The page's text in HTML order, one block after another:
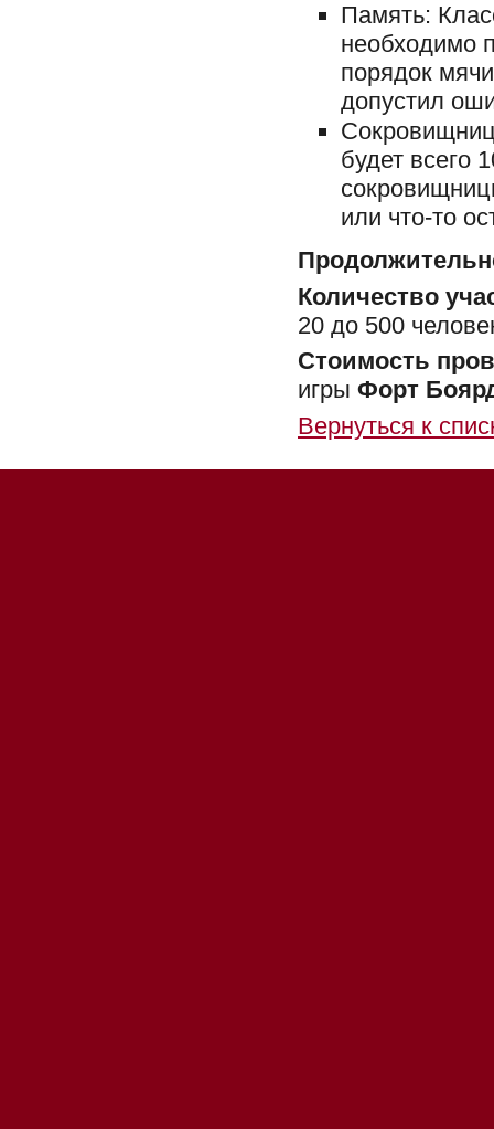
Память:
необходимо
порядок
допустил
будет всего
или что-то
Количество
20 до 500
Стоимость
игры Форт
Вернуться к